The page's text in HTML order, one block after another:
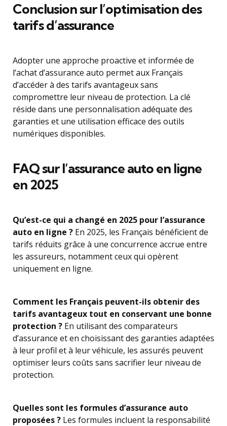
Conclusion sur l’optimisation des
tarifs d’assurance
Adopter une approche proactive et informée de
l’achat d’assurance auto permet aux Français
d’accéder à des tarifs avantageux sans
compromettre leur niveau de protection. La clé
réside dans une personnalisation adéquate des
garanties et une utilisation efficace des outils
numériques disponibles.
FAQ sur l’assurance auto en ligne
en 2025
Qu’est-ce qui a changé en 2025 pour l’assurance
auto en ligne ? En 2025, les Français bénéficient de
tarifs réduits grâce à une concurrence accrue entre
les assureurs, notamment ceux qui opèrent
uniquement en ligne.
Comment les Français peuvent-ils obtenir des
tarifs avantageux tout en conservant une bonne
protection ? En utilisant des comparateurs
d’assurance et en choisissant des garanties adaptées
à leur profil et à leur véhicule, les assurés peuvent
optimiser leurs coûts sans sacrifier leur niveau de
protection.
Quelles sont les formules d’assurance auto
proposées ? Les formules incluent la responsabilité